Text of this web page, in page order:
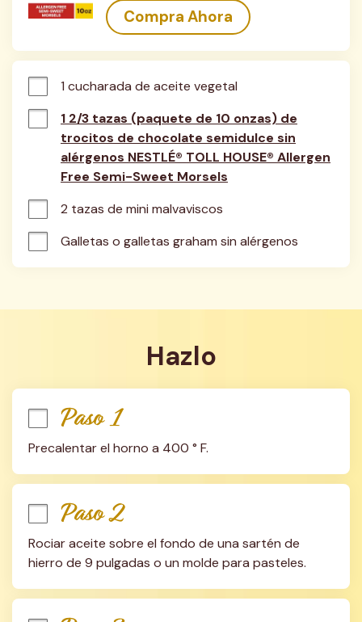
Compra Ahora
1 cucharada de aceite vegetal
1 2/3 tazas (paquete de 10 onzas) de
trocitos de chocolate semidulce sin
alérgenos NESTLÉ® TOLL HOUSE® Allergen
Free Semi-Sweet Morsels
2 tazas de mini malvaviscos
Galletas o galletas graham sin alérgenos
Hazlo
Paso 1
Precalentar el horno a 400 ° F.
Paso 2
Rociar aceite sobre el fondo de una sartén de
hierro de 9 pulgadas o un molde para pasteles.